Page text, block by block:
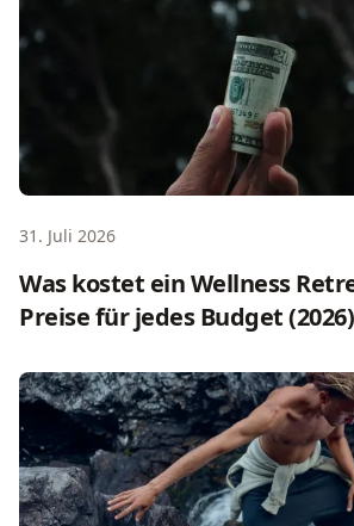
31. Juli 2026
Was kostet ein Wellness
Preise für jedes Budget (2026)
Männer Retreat Ideen: Der ehrliche